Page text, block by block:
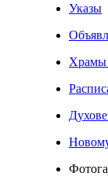
Указы
Храмы